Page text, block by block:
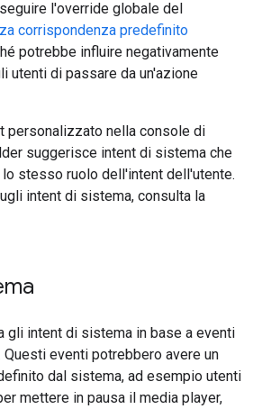
l'override globale del
corrispondenza predefinito
potrebbe influire negativamente
utenti di passare da un'azione
personalizzato nella console di
suggerisce intent di sistema che
stesso ruolo dell'intent dell'utente.
intent di sistema, consulta la
gli intent di sistema in base a eventi
eventi potrebbero avere un
dal sistema, ad esempio utenti
mettere in pausa il media player,